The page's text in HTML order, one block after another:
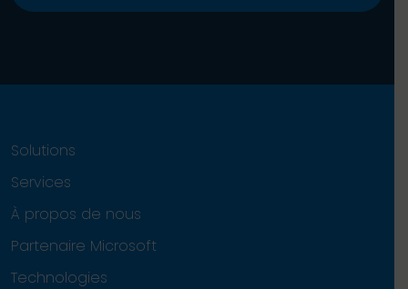
Solutions
Services
À propos de nous
Partenaire Microsoft
Technologies